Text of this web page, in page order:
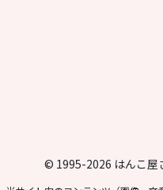
© 1995-2026 はんこ屋